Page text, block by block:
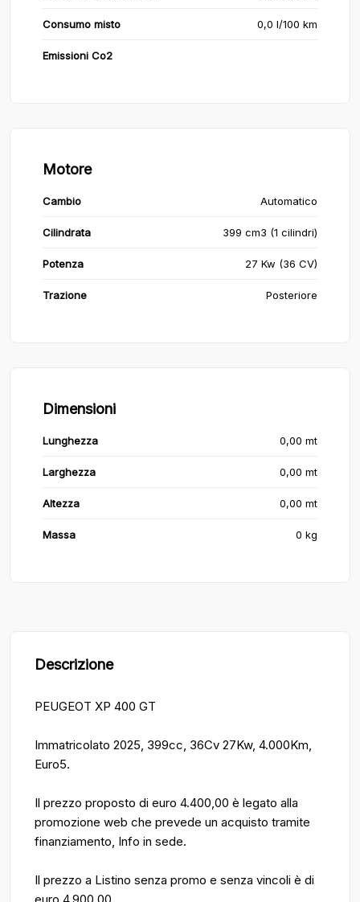
Consumo misto 0,0 l/100 km
Emissioni Co2
Motore
Cambio Automatico
Cilindrata 399 cm3 (1 cilindri)
Potenza 27 Kw (36 CV)
Trazione Posteriore
Dimensioni
Lunghezza 0,00 mt
Larghezza 0,00 mt
Altezza 0,00 mt
Massa 0 kg
Descrizione
PEUGEOT XP 400 GT
Immatricolato 2025, 399cc, 36Cv 27Kw, 4.000Km,
Euro5.
Il prezzo proposto di euro 4.400,00 è legato alla
promozione web che prevede un acquisto tramite
finanziamento, Info in sede.
Il prezzo a Listino senza promo e senza vincoli è di